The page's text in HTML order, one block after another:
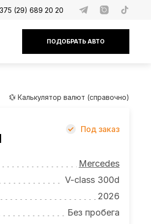
(29) 689 20 20
ПОДОБРАТЬ АВТО
💱 Калькулятор валют (справочно)
Под заказ
Mercedes
V-class 300d
2026
Без пробега